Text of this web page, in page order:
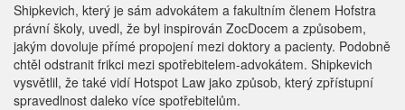
Shipkevich, který je sám advokátem a fakultním členem Hofstra
právní školy, uvedl, že byl inspirován ZocDocem a způsobem,
jakým dovoluje přímé propojení mezi doktory a pacienty. Podobně
chtěl odstranit frikci mezi spotřebitelem-advokátem. Shipkevich
vysvětlil, že také vidí Hotspot Law jako způsob, který zpřístupní
spravedlnost daleko více spotřebitelům.